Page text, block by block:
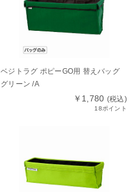
ベジトラグ ポピーGO用 替えバッグ
グリーン /A
￥1,780 (税込)
18ポイント